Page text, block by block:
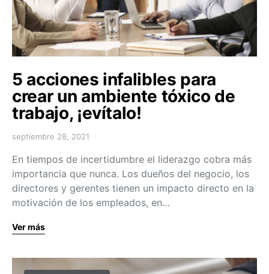
5 acciones infalibles para
crear un ambiente tóxico de
trabajo, ¡evítalo!
septiembre 28, 2021
En tiempos de incertidumbre el liderazgo cobra más
importancia que nunca. Los dueños del negocio, los
directores y gerentes tienen un impacto directo en la
motivación de los empleados, en…
Ver más